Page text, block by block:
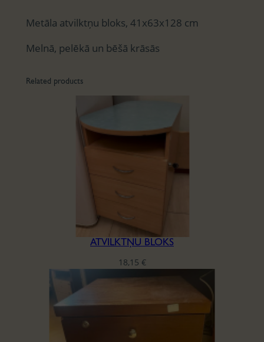
Metāla atvilktņu bloks, 41x63x128 cm
Melnā, pelēkā un bēšā krāsās
Related products
ATVILKTŅU BLOKS
18,15 €